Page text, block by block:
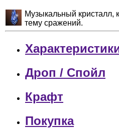
Музыкальный кристалл,
тему сражений.
Дроп / Спойл
Крафт
Покупка